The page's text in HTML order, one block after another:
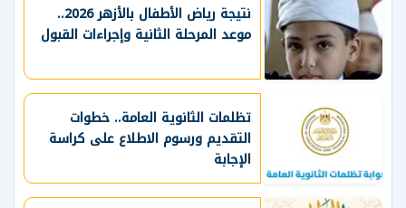
نتيجة رياض الأطفال بالأزهر 2026..
موعد المرحلة الثانية وإجراءات القبول
تظلمات الثانوية العامة.. خطوات
التقديم ورسوم الاطلاع على كراسة
الإجابة